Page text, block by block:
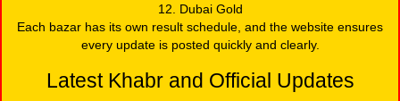
12. Dubai Gold
Each bazar has its own result schedule, and the website ensures
every update is posted quickly and clearly.
Latest Khabr and Official Updates